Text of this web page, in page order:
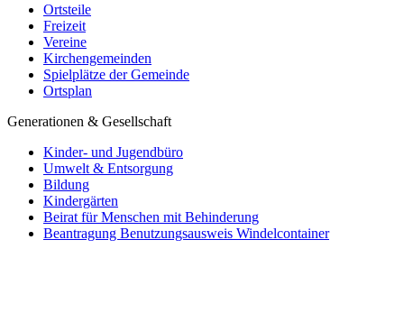
Ortsteile
Freizeit
Vereine
Kirchengemeinden
Spielplätze der Gemeinde
Ortsplan
Generationen & Gesellschaft
Kinder- und Jugendbüro
Umwelt & Entsorgung
Bildung
Kindergärten
Beirat für Menschen mit Behinderung
Beantragung Benutzungsausweis Windelcontainer